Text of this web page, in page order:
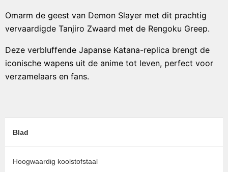
Omarm de geest van Demon Slayer met dit prachtig
vervaardigde Tanjiro Zwaard met de Rengoku Greep.
Deze verbluffende Japanse Katana-replica brengt de
iconische wapens uit de anime tot leven, perfect voor
verzamelaars en fans.
Blad
Hoogwaardig koolstofstaal